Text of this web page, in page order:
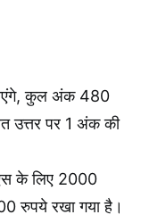
जाएंगे, कुल अंक 480
उत्तर पर 1 अंक की
के लिए 2000
रुपये रखा गया है।